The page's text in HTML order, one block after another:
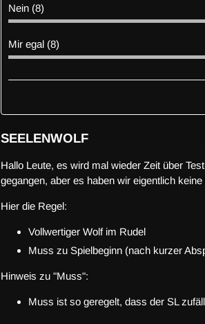
Nein (8)
Mir egal (8)
SEELENWOLF
Hallo Leute, es wird mal wieder Zeit über
gegangen, aber es haben wir eigentlich
Hier die Regel:
Vollwertiger Wolf im Rudel
Muss zu Spielbeginn (nach kurzer
Hinweis zu "Muss":
Muss ist so geregelt, dass der SL